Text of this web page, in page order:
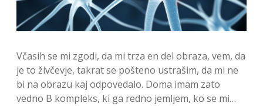
Včasih se mi zgodi, da mi trza en del obraza, vem, da
je to živčevje, takrat se pošteno ustrašim, da mi ne
bi na obrazu kaj odpovedalo. Doma imam zato
vedno B kompleks, ki ga redno jemljem, ko se mi…